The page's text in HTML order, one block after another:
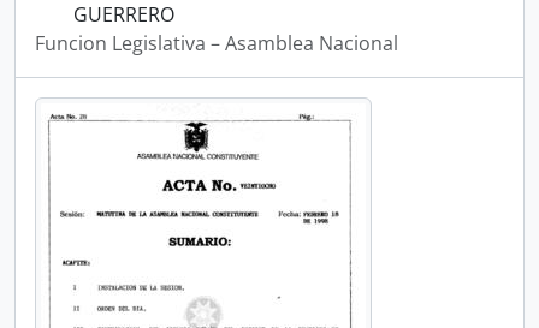
GUERRERO
Funcion Legislativa – Asamblea Nacional